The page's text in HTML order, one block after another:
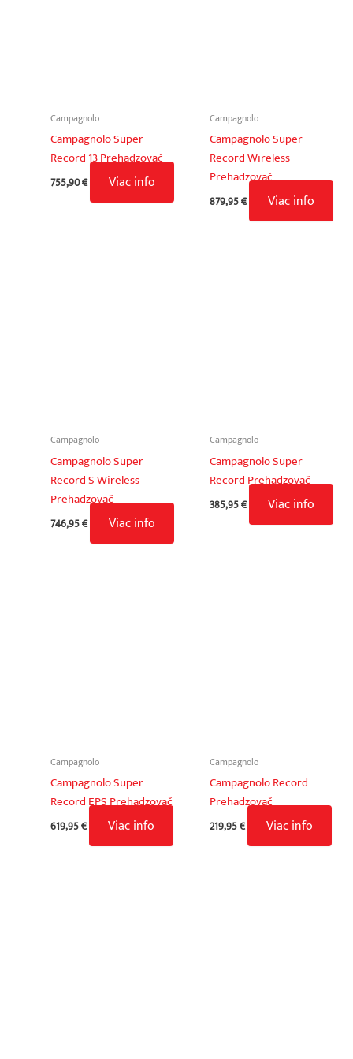
Campagnolo
Campagnolo Super
Record 13 Prehadzovač
755,90€ Viac info
Campagnolo
Campagnolo Super
Record Wireless
Prehadzovač
879,95€ Viac info
Campagnolo
Campagnolo Super
Record S Wireless
Prehadzovač
746,95€ Viac info
Campagnolo
Campagnolo Super
Record Prehadzovač
385,95€ Viac info
Campagnolo
Campagnolo Super
Record EPS Prehadzovač
619,95€ Viac info
Campagnolo
Campagnolo Record
Prehadzovač
219,95€ Viac info